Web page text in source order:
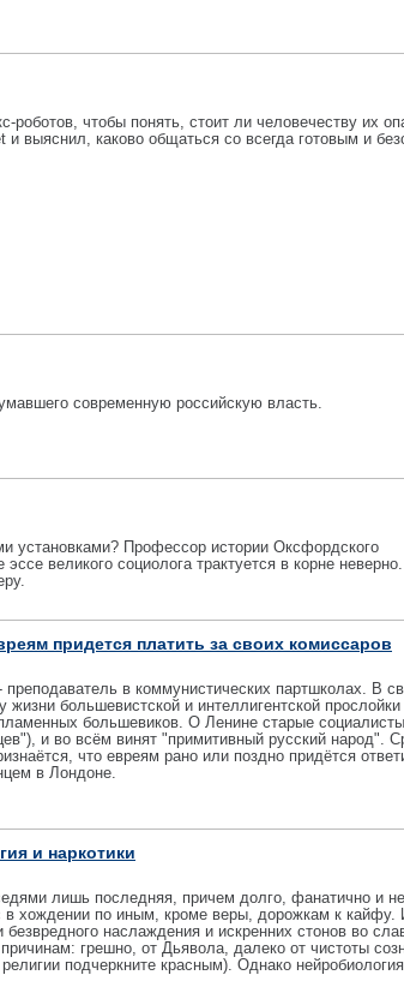
чтобы понять, стоит ли человечеству их
выяснил, каково общаться со всегда готовым и
современную российскую власть.
установками? Профессор истории Оксфордского
великого социолога трактуется в корне неверно.
придется платить за своих комиссаров
в коммунистических партшколах. В
жизни большевистской и интеллигентской прослойки
большевиков. О Ленине старые социалисты
и во всём винят "примитивный русский народ".
что евреям рано или поздно придётся
в Лондоне.
и наркотики
лишь последняя, причем долго, фанатично и
в хождении по иным, кроме веры, дорожкам к кайфу.
наслаждения и искренних стонов во
грешно, от Дьявола, далеко от чистоты
подчеркните красным). Однако нейробиология